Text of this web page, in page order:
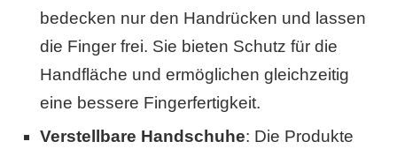
bedecken nur den Handrücken und lassen
die Finger frei. Sie bieten Schutz für die
Handfläche und ermöglichen gleichzeitig
eine bessere Fingerfertigkeit.
Verstellbare Handschuhe: Die Produkte